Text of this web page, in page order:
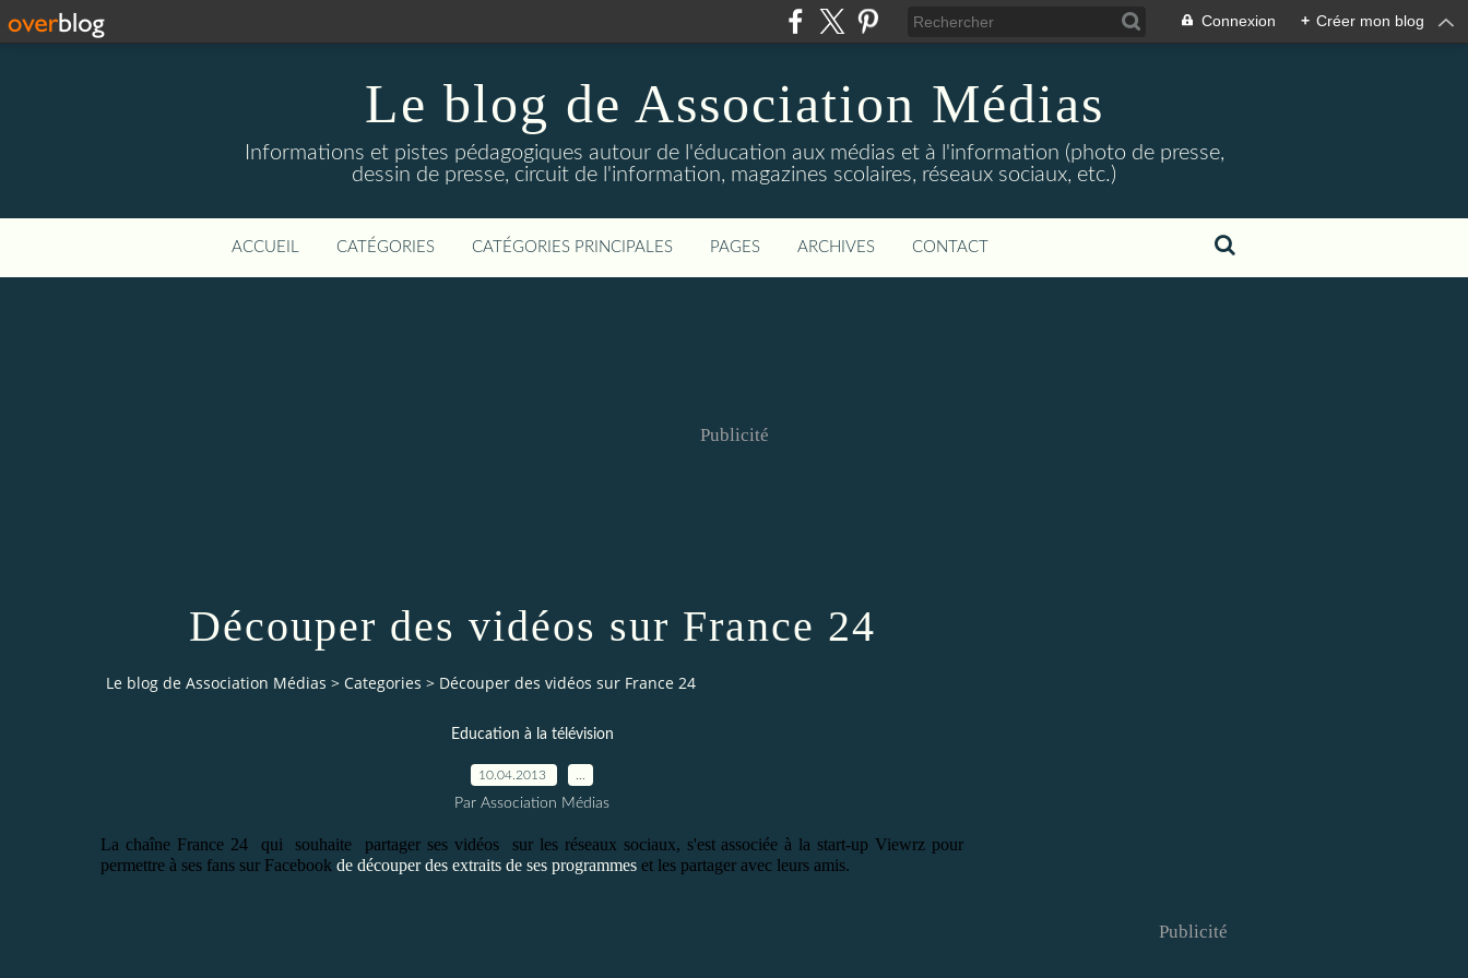
Connexion + Créer mon blog
Le blog de Association Médias
Informations et pistes pédagogiques autour de l'éducation aux médias et à l'information (photo de presse,
dessin de presse, circuit de l'information, magazines scolaires, réseaux sociaux, etc.)
ACCUEIL CATÉGORIES CATÉGORIES PRINCIPALES PAGES ARCHIVES CONTACT
Publicité
Découper des vidéos sur France 24
Le blog de Association Médias > Categories > Découper des vidéos sur France 24
Education à la télévision
10.04.2013
Par Association Médias
La chaîne France 24 qui souhaite partager ses vidéos sur les réseaux sociaux, s'est associée à la start-up Viewrz pour
permettre à ses fans sur Facebook de découper des extraits de ses programmes et les partager avec leurs amis.
Publicité